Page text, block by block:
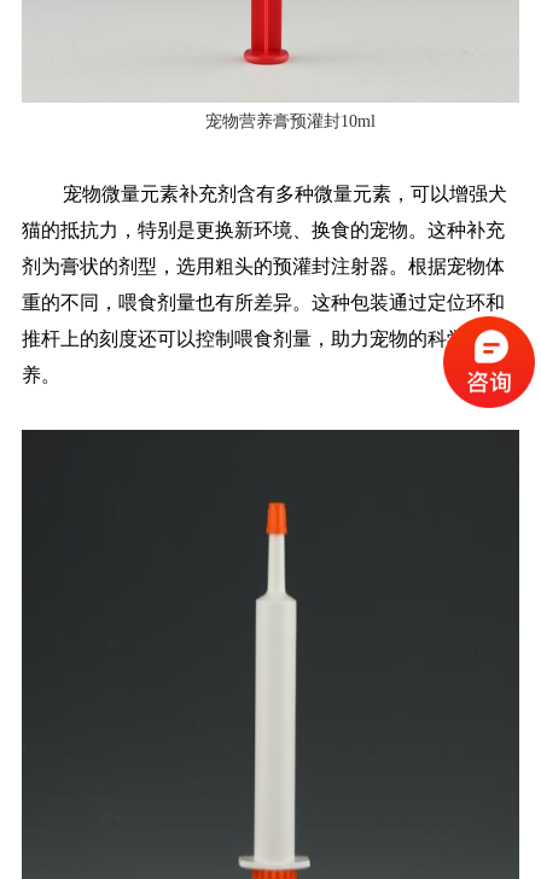
宠物营养膏预灌封10ml
宠物微量元素补充剂含有多种微量元素，可以增强犬
猫的抵抗力，特别是更换新环境、换食的宠物。这种补充
剂为膏状的剂型，选用粗头的预灌封注射器。根据宠物体
重的不同，喂食剂量也有所差异。这种包装通过定位环和
推杆上的刻度还可以控制喂食剂量，助力宠物的科学喂
养。